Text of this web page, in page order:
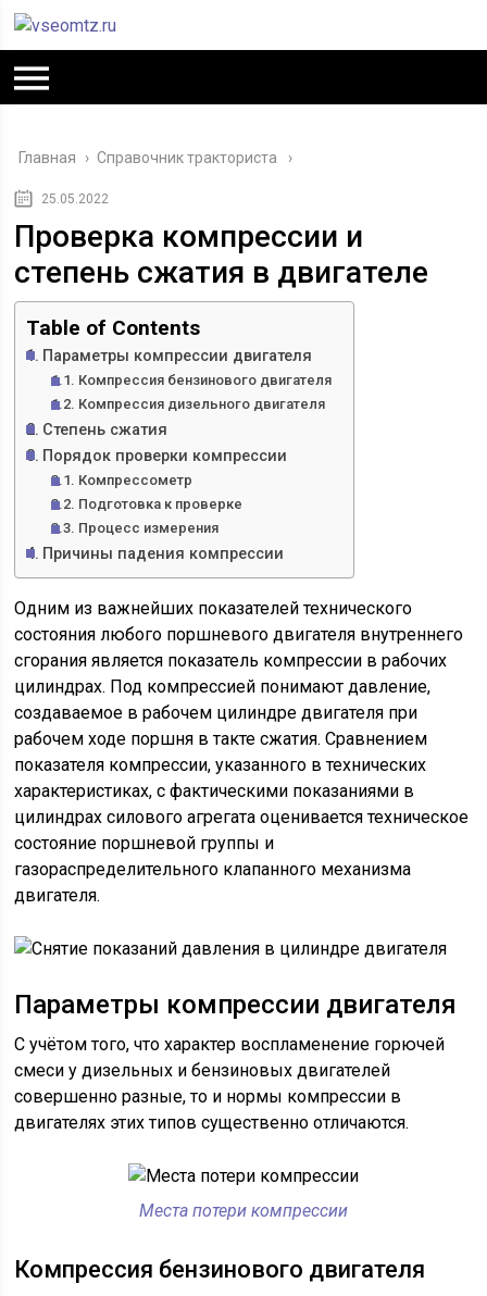
Главная › Справочник тракториста
25.05.2022
Проверка компрессии и
степень сжатия в двигателе
Table of Contents
Параметры компрессии двигателя
Компрессия бензинового двигателя
Компрессия дизельного двигателя
Степень сжатия
Порядок проверки компрессии
Компрессометр
Подготовка к проверке
Процесс измерения
Причины падения компрессии
Одним из важнейших показателей технического
состояния любого поршневого двигателя внутреннего
сгорания является показатель компрессии в рабочих
цилиндрах. Под компрессией понимают давление,
создаваемое в рабочем цилиндре двигателя при
рабочем ходе поршня в такте сжатия. Сравнением
показателя компрессии, указанного в технических
характеристиках, с фактическими показаниями в
цилиндрах силового агрегата оценивается техническое
состояние поршневой группы и
газораспределительного клапанного механизма
двигателя.
Параметры компрессии двигателя
С учётом того, что характер воспламенение горючей
смеси у дизельных и бензиновых двигателей
совершенно разные, то и нормы компрессии в
двигателях этих типов существенно отличаются.
Места потери компрессии
Компрессия бензинового двигателя